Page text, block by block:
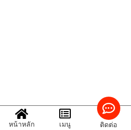
หน้าหลัก เมนู ติดต่อ